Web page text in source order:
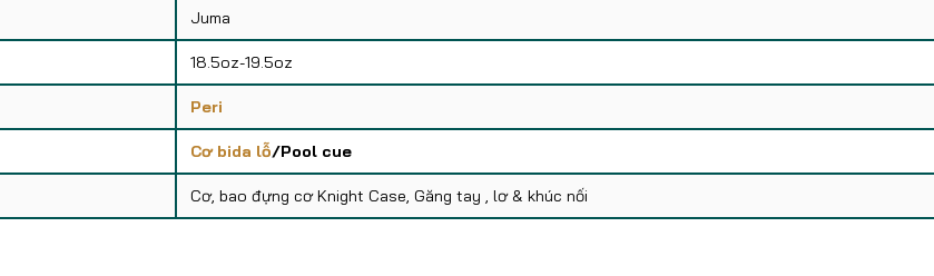
Juma
18.5oz-19.5oz
Peri
Cơ bida lỗ/Pool cue
Cơ, bao đựng cơ Knight Case, Găng tay , lơ & khúc nối